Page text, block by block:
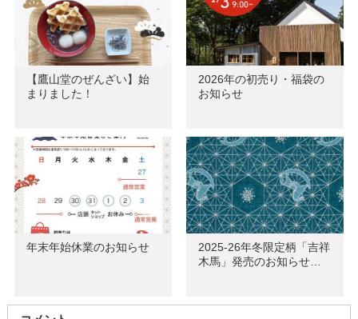
【鷹山堂のぜんざい】始
まりました！
2026年の初売り・福袋の
お知らせ
年末年始休業のお知らせ
2025-26年冬限定柄「吉祥
木馬」発売のお知らせ…